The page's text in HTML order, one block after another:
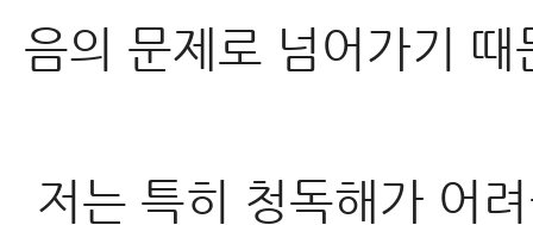
음의 문제로 넘어가기
저는 특히 청독해가 어